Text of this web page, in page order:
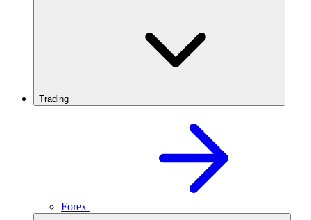
Trading
Forex